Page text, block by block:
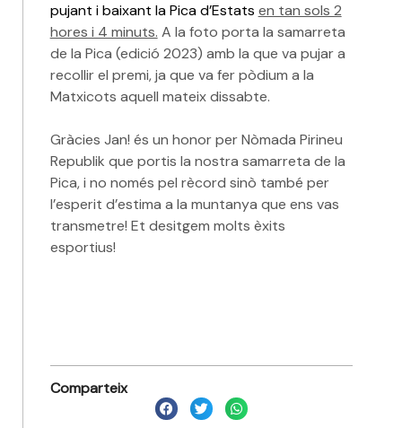
pujant i baixant la Pica d’Estats en tan sols 2
hores i 4 minuts. A la foto porta la samarreta
de la Pica (edició 2023) amb la que va pujar a
recollir el premi, ja que va fer pòdium a la
Matxicots aquell mateix dissabte.
Gràcies Jan! és un honor per Nòmada Pirineu
Republik que portis la nostra samarreta de la
Pica, i no només pel rècord sinò també per
l’esperit d’estima a la muntanya que ens vas
transmetre! Et desitgem molts èxits
esportius!
Comparteix